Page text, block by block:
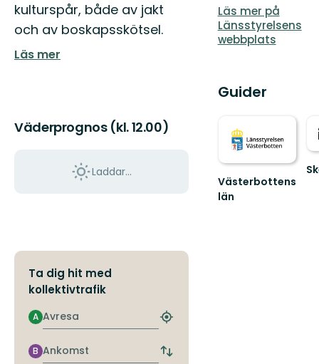
kulturspår, både av jakt
och av boskapsskötsel.
Läs mer
Väderprognos (kl. 12.00)
Laddar...
Ta dig hit med
kollektivtrafik
Avresa
A
Hitta
hållplats
Ankomst
B
Byt
Läs mer på
Länsstyrelsens
webbplats
Guider
Västerbottens
län